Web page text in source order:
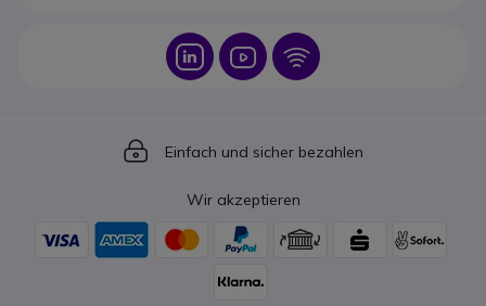
Icon Icon Icon
Icon
Einfach und sicher bezahlen
Wir akzeptieren